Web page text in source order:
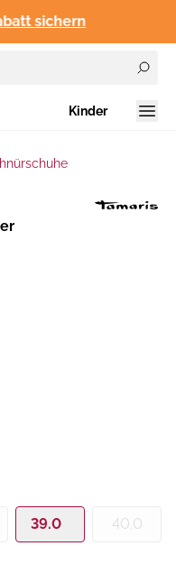
sichern
Kinder
39.0 40.0